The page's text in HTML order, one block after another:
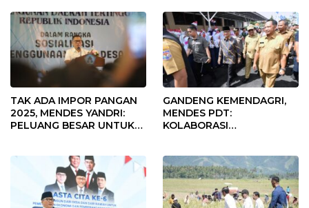
TAK ADA IMPOR PANGAN
2025, MENDES YANDRI:
PELUANG BESAR UNTUK
GANDENG KEMENDAGRI,
MENDES PDT:
KOLABORASI